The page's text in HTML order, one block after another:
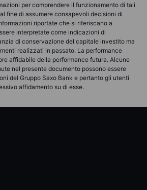
per comprendere il funzionamento di tali
fine di assumere consapevoli decisioni di
riportate che si riferiscano a
interpretate come indicazioni di
di conservazione del capitale investito ma
realizzati in passato. La performance
affidabile della performance futura. Alcune
nel presente documento possono essere
del Gruppo Saxo Bank e pertanto gli utenti
affidamento su di esse.